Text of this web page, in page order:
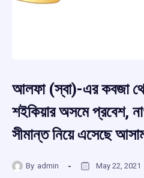
আলফা (স্বা)-এর কবজা
শইকিয়ার অসমে প্রবেশ,
সীমান্ত নিয়ে এসেছে
By admin May 22, 2021